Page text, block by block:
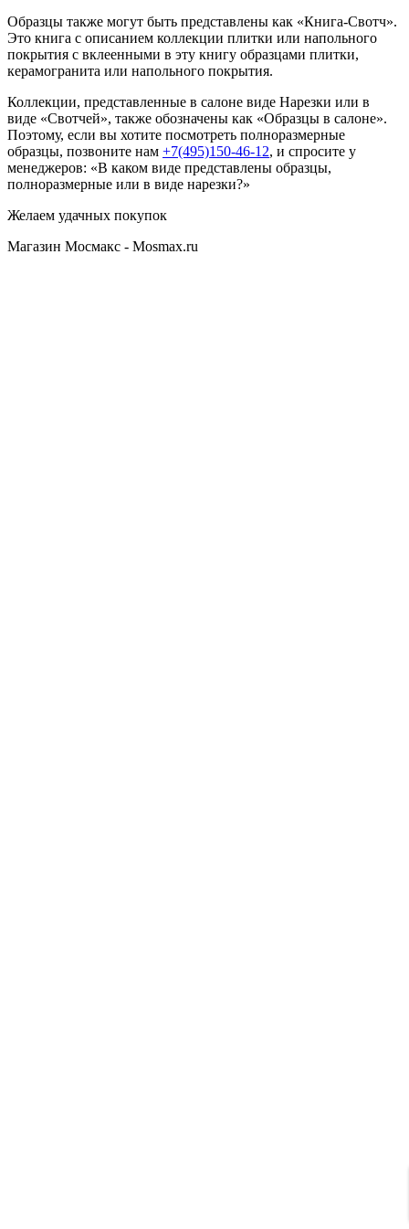
Образцы также могут быть представлены как «Книга-Свотч».
Это книга с описанием коллекции плитки или напольного
покрытия с вклеенными в эту книгу образцами плитки,
керамогранита или напольного покрытия.
Коллекции, представленные в салоне виде Нарезки или в
виде «Свотчей», также обозначены как «Образцы в салоне».
Поэтому, если вы хотите посмотреть полноразмерные
образцы, позвоните нам +7(495)150-46-12, и спросите у
менеджеров: «В каком виде представлены образцы,
полноразмерные или в виде нарезки?»
Желаем удачных покупок
Магазин Мосмакс - Mosmax.ru